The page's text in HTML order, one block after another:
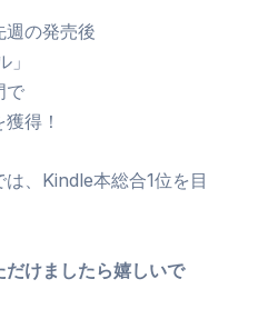
週の発売後
」
で
得！
、Kindle本総合1位を目
けましたら嬉しいで